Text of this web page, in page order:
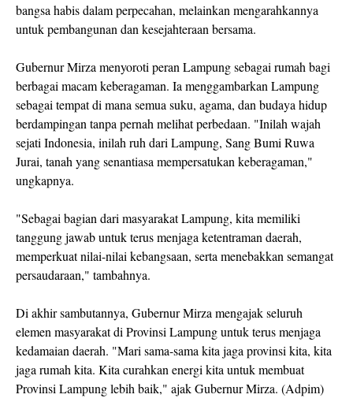
bangsa habis dalam perpecahan, melainkan mengarahkannya
untuk pembangunan dan kesejahteraan bersama.
Gubernur Mirza menyoroti peran Lampung sebagai rumah bagi
berbagai macam keberagaman. Ia menggambarkan Lampung
sebagai tempat di mana semua suku, agama, dan budaya hidup
berdampingan tanpa pernah melihat perbedaan. "Inilah wajah
sejati Indonesia, inilah ruh dari Lampung, Sang Bumi Ruwa
Jurai, tanah yang senantiasa mempersatukan keberagaman,"
ungkapnya.
"Sebagai bagian dari masyarakat Lampung, kita memiliki
tanggung jawab untuk terus menjaga ketentraman daerah,
memperkuat nilai-nilai kebangsaan, serta menebakkan semangat
persaudaraan," tambahnya.
Di akhir sambutannya, Gubernur Mirza mengajak seluruh
elemen masyarakat di Provinsi Lampung untuk terus menjaga
kedamaian daerah. "Mari sama-sama kita jaga provinsi kita, kita
jaga rumah kita. Kita curahkan energi kita untuk membuat
Provinsi Lampung lebih baik," ajak Gubernur Mirza. (Adpim)